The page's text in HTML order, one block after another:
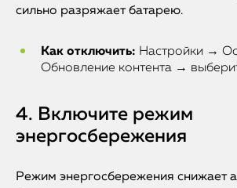
сильно разряжает батарею.
Как отключить: Настройки →
Обновление контента →
4. Включите режим
энергосбережения
Режим энергосбережения снижает